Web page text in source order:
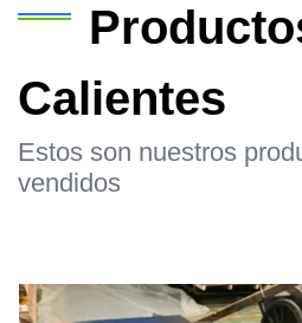
Calientes
Estos son nuestros
vendidos